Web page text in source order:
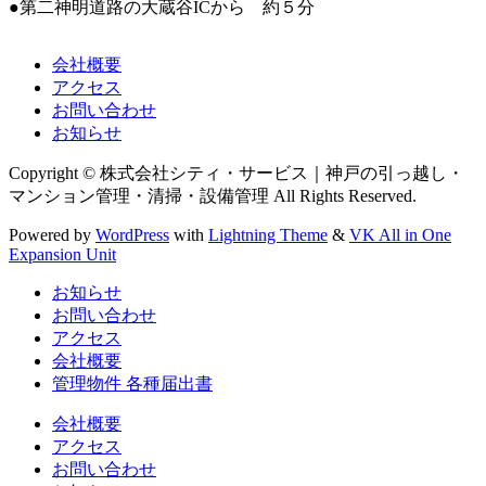
●第二神明道路の大蔵谷ICから 約５分
会社概要
アクセス
お問い合わせ
お知らせ
Copyright © 株式会社シティ・サービス｜神戸の引っ越し・
マンション管理・清掃・設備管理 All Rights Reserved.
Powered by WordPress with Lightning Theme & VK All in One
Expansion Unit
お知らせ
お問い合わせ
アクセス
会社概要
管理物件 各種届出書
会社概要
アクセス
お問い合わせ